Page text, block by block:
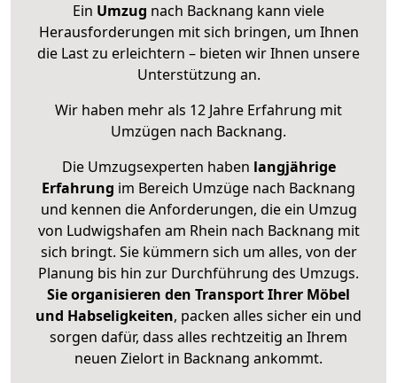
Ein Umzug nach Backnang kann viele
Herausforderungen mit sich bringen, um Ihnen
die Last zu erleichtern – bieten wir Ihnen unsere
Unterstützung an.
Wir haben mehr als 12 Jahre Erfahrung mit
Umzügen nach Backnang.
Die Umzugsexperten haben langjährige
Erfahrung im Bereich Umzüge nach Backnang
und kennen die Anforderungen, die ein Umzug
von Ludwigshafen am Rhein nach Backnang mit
sich bringt. Sie kümmern sich um alles, von der
Planung bis hin zur Durchführung des Umzugs.
Sie organisieren den Transport Ihrer Möbel
und Habseligkeiten, packen alles sicher ein und
sorgen dafür, dass alles rechtzeitig an Ihrem
neuen Zielort in Backnang ankommt.